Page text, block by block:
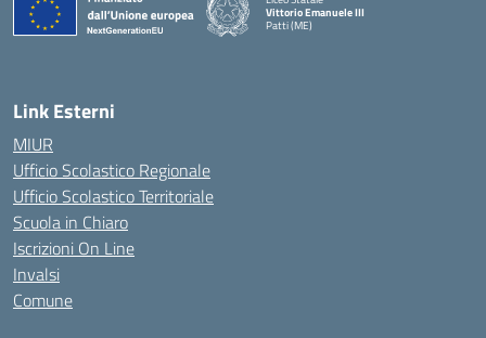
Vittorio Emanuele III
Patti (ME)
Link Esterni
MIUR
Ufficio Scolastico Regionale
Ufficio Scolastico Territoriale
Scuola in Chiaro
Iscrizioni On Line
Invalsi
Comune